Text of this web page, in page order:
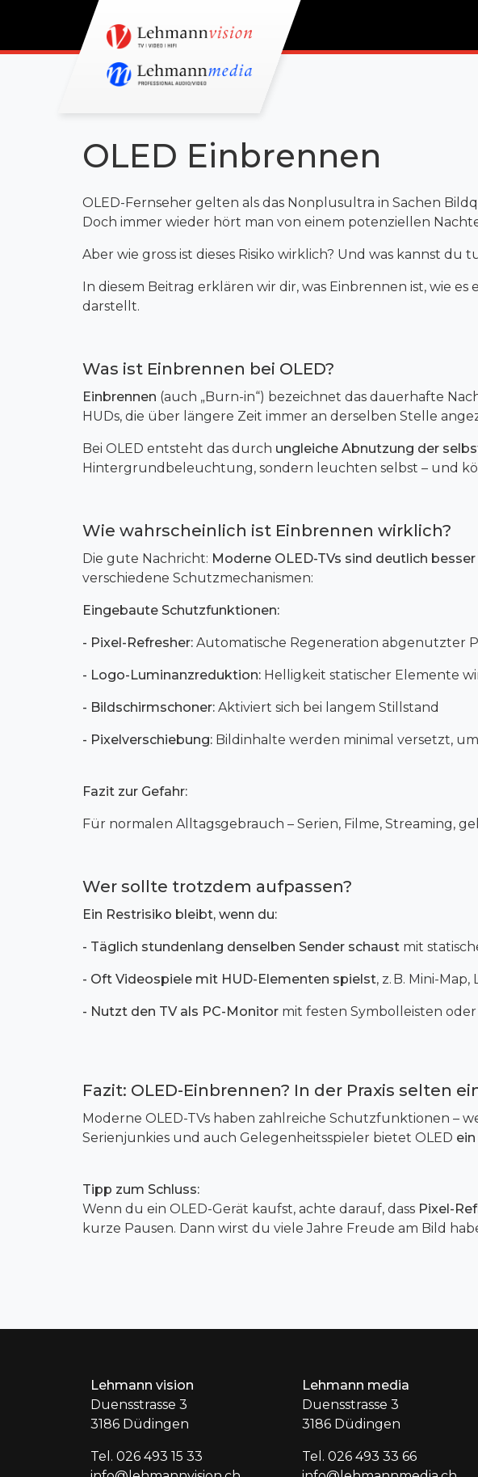
OLED Einbrennen
OLED-Fernseher gelten als das Nonplusultra in Sachen
Doch immer wieder hört man von einem potenziellen
Aber wie gross ist dieses Risiko wirklich? Und was kannst du
In diesem Beitrag erklären wir dir, was Einbrennen ist, wie
darstellt.
Was ist Einbrennen bei OLED?
Einbrennen (auch „Burn-in“) bezeichnet das dauerhafte
HUDs, die über längere Zeit immer an derselben Stelle
Bei OLED entsteht das durch ungleiche Abnutzung der
Hintergrundbeleuchtung, sondern leuchten selbst – und
Wie wahrscheinlich ist Einbrennen wirklich?
Die gute Nachricht: Moderne OLED-TVs sind deutlich
verschiedene Schutzmechanismen:
Eingebaute Schutzfunktionen:
- Pixel-Refresher: Automatische Regeneration abgenutzter
- Logo-Luminanzreduktion: Helligkeit statischer Elemente
- Bildschirmschoner: Aktiviert sich bei langem Stillstand
- Pixelverschiebung: Bildinhalte werden minimal versetzt,
Fazit zur Gefahr:
Für normalen Alltagsgebrauch – Serien, Filme, Streaming,
Wer sollte trotzdem aufpassen?
Ein Restrisiko bleibt, wenn du:
- Täglich stundenlang denselben Sender schaust mit
- Oft Videospiele mit HUD-Elementen spielst, z. B. Mini-
- Nutzt den TV als PC-Monitor mit festen Symbolleisten
Fazit: OLED-Einbrennen? In der Praxis selten
Moderne OLED-TVs haben zahlreiche Schutzfunktionen –
Serienjunkies und auch Gelegenheitsspieler bietet OLED
Tipp zum Schluss:
Wenn du ein OLED-Gerät kaufst, achte darauf, dass Pixel-
kurze Pausen. Dann wirst du viele Jahre Freude am Bild
Lehmann vision
Duensstrasse 3
3186 Düdingen
Tel. 026 493 15 33
Lehmann media
Duensstrasse 3
3186 Düdingen
Tel. 026 493 33 66